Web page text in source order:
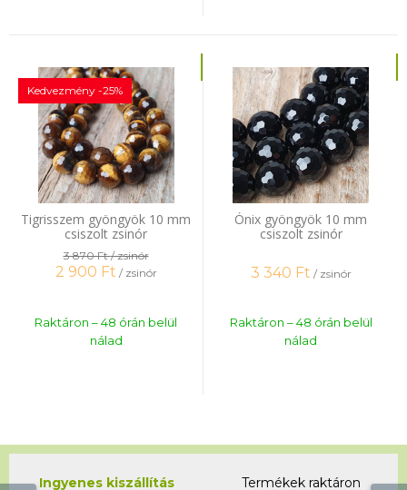
Tigrisszem gyöngyök 10 mm
csiszolt zsinór
Kedvezmény -25%
3 870 Ft/ zsinór
2 900 Ft / zsinór
Raktáron – 48 órán belül
nálad
Ónix gyöngyök 10 mm
csiszolt zsinór
3 340 Ft / zsinór
Raktáron – 48 órán belül
nálad
Ingyenes kiszállítás
Termékek raktáron